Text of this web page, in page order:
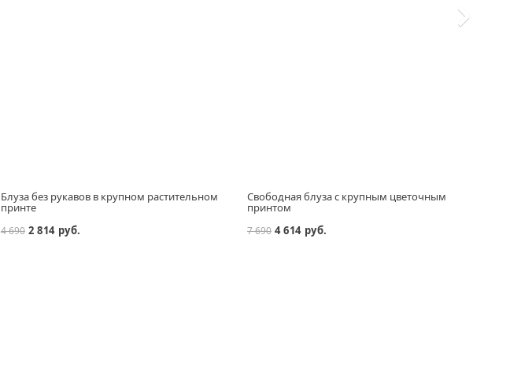
Блуза без рукавов в крупном растительном
принте
4 690 2 814 руб.
Свободная блуза с крупным цветочным
принтом
7 690 4 614 руб.